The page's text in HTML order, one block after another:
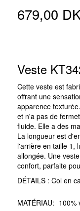
679,00
Veste
Cette veste est
offrant une
apparence
et n'a pas de
fluide. Elle a des
La longueur est
l'arrière en taille 1,
allongée. Une
confort, parfaite
DÉTAILS : Col en
MATÉRIAU: 100%